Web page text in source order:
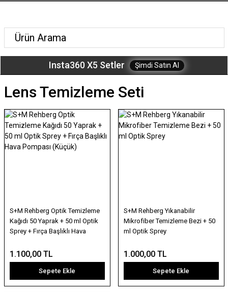
Insta360 X5 Setler Şimdi Satın Al
Lens Temizleme Seti
S+M Rehberg Optik Temizleme
Kağıdı 50 Yaprak + 50 ml Optik
Sprey + Fırça Başlıklı Hava
1.100,00 TL
Sepete Ekle
S+M Rehberg Yıkanabilir
Mikrofiber Temizleme Bezi + 50
ml Optik Sprey
1.000,00 TL
Sepete Ekle